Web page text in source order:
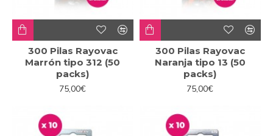
300 Pilas Rayovac
Marrón tipo 312 (50
packs)
75,00€
300 Pilas Rayovac
Naranja tipo 13 (50
packs)
75,00€